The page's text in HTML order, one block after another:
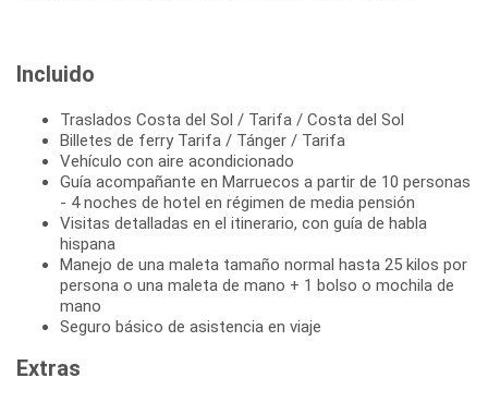
Incluido
Traslados Costa del Sol / Tarifa / Costa del Sol
Billetes de ferry Tarifa / Tánger / Tarifa
Vehículo con aire acondicionado
Guía acompañante en Marruecos a partir de 10 personas
- 4 noches de hotel en régimen de media pensión
Visitas detalladas en el itinerario, con guía de habla
hispana
Manejo de una maleta tamaño normal hasta 25 kilos por
persona o una maleta de mano + 1 bolso o mochila de
mano
Seguro básico de asistencia en viaje
Extras